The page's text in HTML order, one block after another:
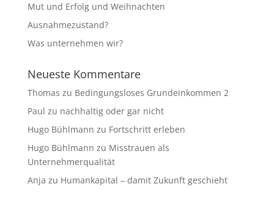
Mut und Erfolg und Weihnachten
Ausnahmezustand?
Was unternehmen wir?
Neueste Kommentare
Thomas zu Bedingungsloses Grundeinkommen 2
Paul zu nachhaltig oder gar nicht
Hugo Bühlmann zu Fortschritt erleben
Hugo Bühlmann zu Misstrauen als
Unternehmerqualität
Anja zu Humankapital – damit Zukunft geschieht